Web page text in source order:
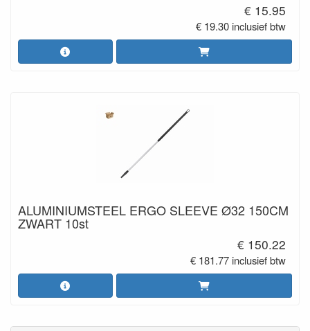
€ 15.95
€ 19.30 inclusief btw
ALUMINIUMSTEEL ERGO SLEEVE Ø32 150CM
ZWART 10st
€ 150.22
€ 181.77 inclusief btw